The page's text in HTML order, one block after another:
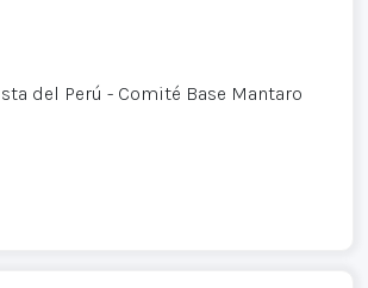
del Perú - Comité Base Mantaro